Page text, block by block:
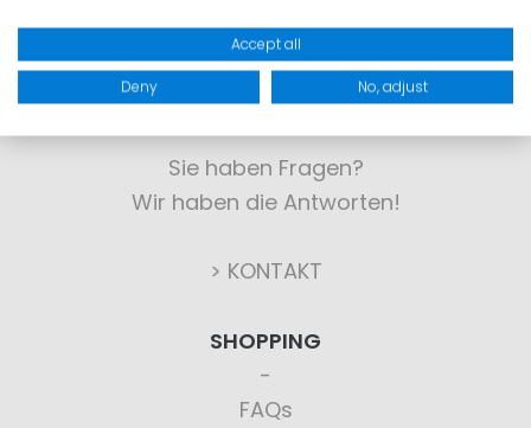
KONTAKT
Sie haben Fragen?
Wir haben die Antworten!
> KONTAKT
SHOPPING
FAQs
Accept all
Deny No, adjust